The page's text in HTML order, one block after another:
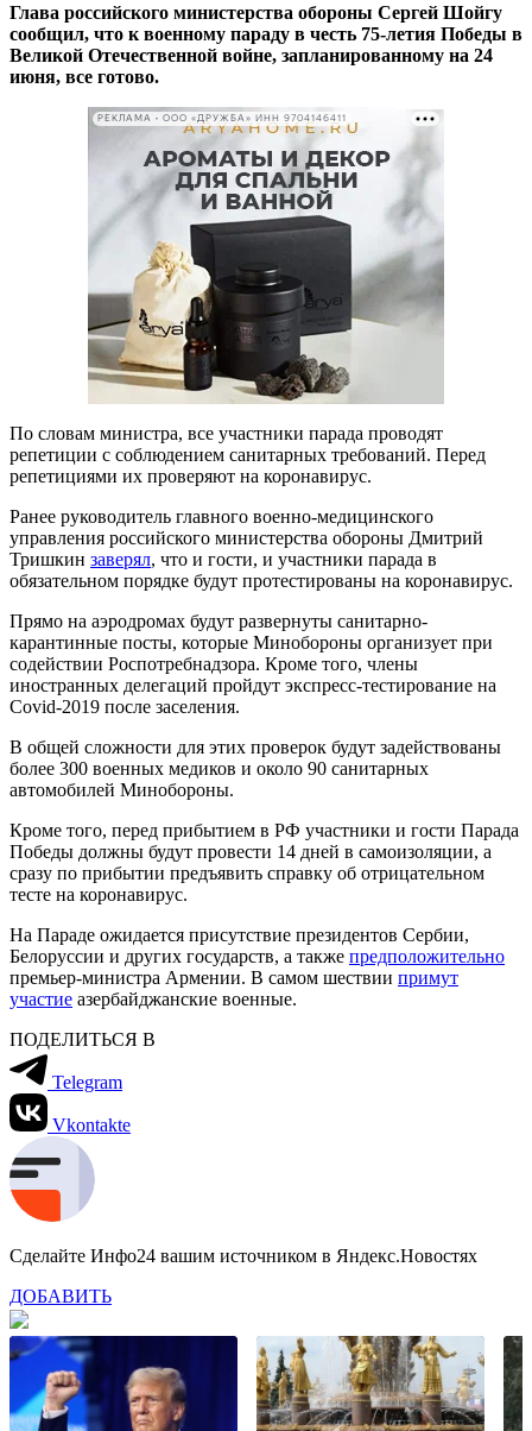
Глава российского министерства обороны Сергей Шойгу
сообщил, что к военному параду в честь 75-летия Победы в
Великой Отечественной войне, запланированному на 24
июня, все готово.
РЕКЛАМА • ООО «ДРУЖБА» ИНН 9704146411
По словам министра, все участники парада проводят
репетиции с соблюдением санитарных требований. Перед
репетициями их проверяют на коронавирус.
Ранее руководитель главного военно-медицинского
управления российского министерства обороны Дмитрий
Тришкин заверял, что и гости, и участники парада в
обязательном порядке будут протестированы на коронавирус.
Прямо на аэродромах будут развернуты санитарно-
карантинные посты, которые Минобороны организует при
содействии Роспотребнадзора. Кроме того, члены
иностранных делегаций пройдут экспресс-тестирование на
Covid-2019 после заселения.
В общей сложности для этих проверок будут задействованы
более 300 военных медиков и около 90 санитарных
автомобилей Минобороны.
Кроме того, перед прибытием в РФ участники и гости Парада
Победы должны будут провести 14 дней в самоизоляции, а
сразу по прибытии предъявить справку об отрицательном
тесте на коронавирус.
На Параде ожидается присутствие президентов Сербии,
Белоруссии и других государств, а также предположительно
премьер-министра Армении. В самом шествии примут
участие азербайджанские военные.
ПОДЕЛИТЬСЯ В
Telegram
Vkontakte
Сделайте Инфо24 вашим источником в Яндекс.Новостях
ДОБАВИТЬ